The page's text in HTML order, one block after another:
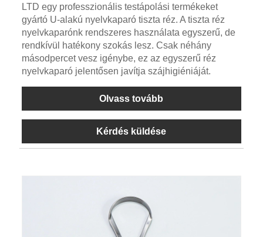
LTD egy professzionális testápolási termékeket
gyártó U-alakú nyelvkaparó tiszta réz. A tiszta réz
nyelvkaparónk rendszeres használata egyszerű, de
rendkívül hatékony szokás lesz. Csak néhány
másodpercet vesz igénybe, ez az egyszerű réz
nyelvkaparó jelentősen javítja szájhigiéniáját.
Olvass tovább
Kérdés küldése